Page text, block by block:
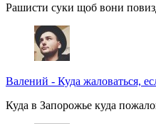
Рашисти суки щоб вони
Валений - Куда жаловаться,
Куда в Запорожье куда